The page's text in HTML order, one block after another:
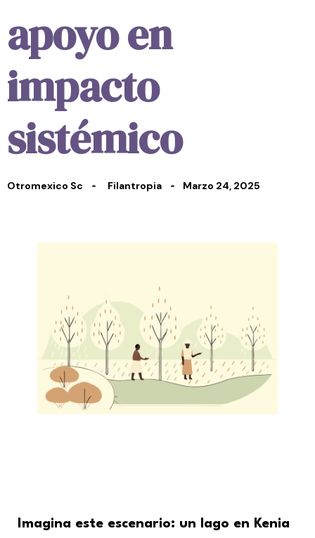
apoyo en
impacto
sistémico
Otromexico Sc Filantropia Marzo 24, 2025
Imagina este escenario: un lago en Kenia